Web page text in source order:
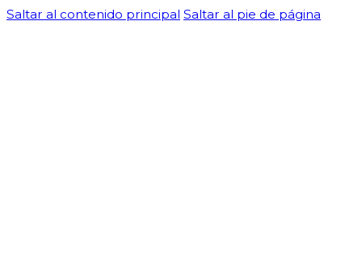
Saltar al contenido principal Saltar al pie de página